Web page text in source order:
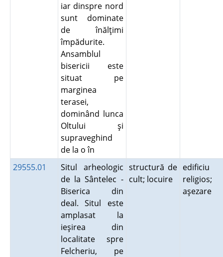
iar dinspre nord
sunt dominate
de înălţimi
împădurite.
Ansamblul
bisericii este
situat pe
marginea
terasei,
dominând lunca
Oltului şi
supraveghind
de la o în
29555.01
Situl arheologic
de la Sântelec -
Biserica din
deal. Situl este
amplasat la
ieşirea din
localitate spre
Felcheriu, pe
structură de
cult; locuire
edificiu
religios;
aşezare